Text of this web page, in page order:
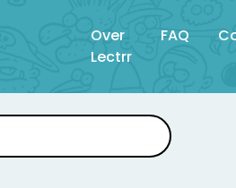
Over
Lectrr
FAQ